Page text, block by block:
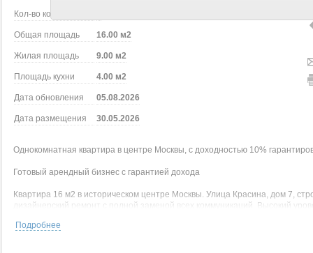
Кол-во комнат
Общая площадь 16.00 м2
Жилая площадь 9.00 м2
Площадь кухни 4.00 м2
Дата обновления 05.08.2026
Дата размещения 30.05.2026
Однокомнатная квартира в центре Москвы, с доходностью 10%
Готовый арендный бизнес с гарантией дохода
Квартира 16 м2 в историческом центре Москвы. Улица Красина, дом 7,
дизайнерский ремонт с полной заменой всех коммуникаций. Высокий
Подробнее